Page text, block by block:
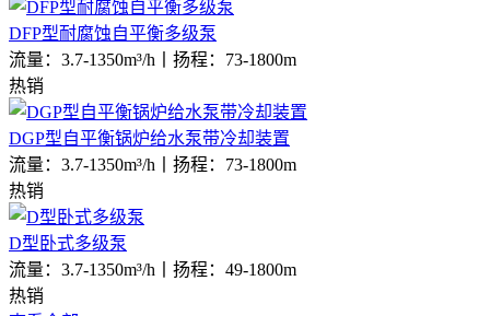
DFP型耐腐蚀自平衡多级泵
流量：3.7-1350m³/h
扬程：73-1800m
热销
DGP型自平衡锅炉给水泵带冷却装置
流量：3.7-1350m³/h
扬程：73-1800m
热销
D型卧式多级泵
流量：3.7-1350m³/h
扬程：49-1800m
热销